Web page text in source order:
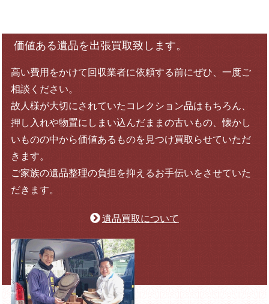
価値ある遺品を出張買取致します。
高い費用をかけて回収業者に依頼する前にぜひ、一度ご
相談ください。
故人様が大切にされていたコレクション品はもちろん、
押し入れや物置にしまい込んだままの古いもの、懐かし
いものの中から価値あるものを見つけ買取らせていただ
きます。
ご家族の遺品整理の負担を抑えるお手伝いをさせていた
だきます。
遺品買取について